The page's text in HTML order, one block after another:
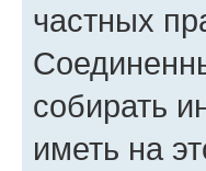
частных
собирать
иметь на